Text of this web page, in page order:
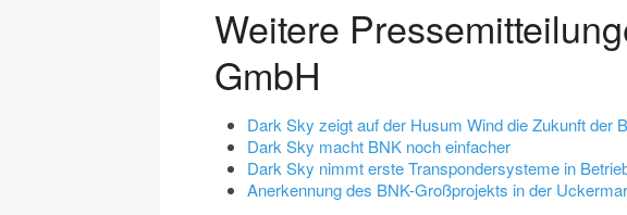
Weitere
GmbH
Dark Sky zeigt auf der Husum Wind die Zukunft der
Dark Sky macht BNK noch einfacher
Dark Sky nimmt erste Transpondersysteme in
Anerkennung des BNK-Großprojekts in der